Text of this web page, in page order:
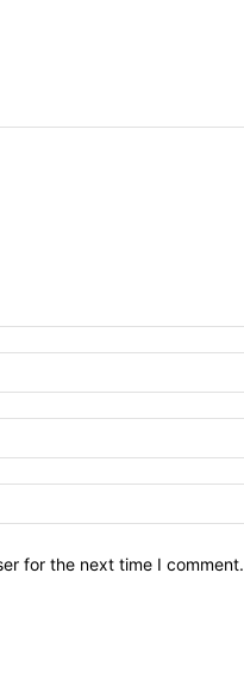
for the next time I comment.